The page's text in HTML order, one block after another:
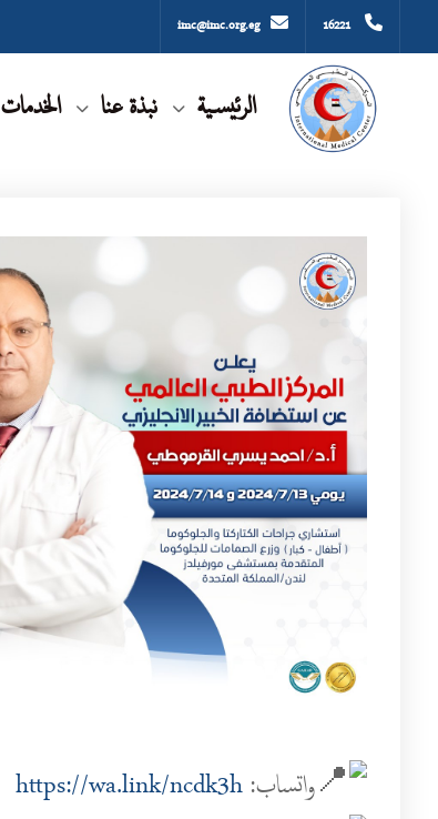
16221
imc@imc.org.eg
الرئيسية نبذة عنا الخدمات
واتساب: https://wa.link/ncdk3h